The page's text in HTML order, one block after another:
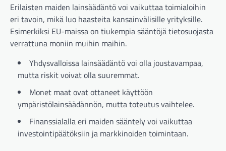
Erilaisten maiden lainsäädäntö voi vaikuttaa toimialoihin
eri tavoin, mikä luo haasteita kansainvälisille yrityksille.
Esimerkiksi EU-maissa on tiukempia sääntöjä tietosuojasta
verrattuna moniin muihin maihin.
Yhdysvalloissa lainsäädäntö voi olla joustavampaa,
mutta riskit voivat olla suuremmat.
Monet maat ovat ottaneet käyttöön
ympäristölainsäädännön, mutta toteutus vaihtelee.
Finanssialalla eri maiden sääntely voi vaikuttaa
investointipäätöksiin ja markkinoiden toimintaan.